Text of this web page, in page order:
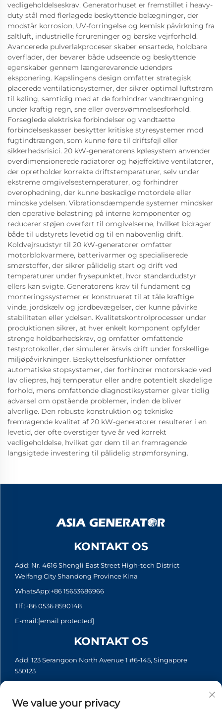
vedligeholdelseskrav. Generatorhuset er fremstillet i heavy-
duty stål med flerlagede beskyttende belægninger, der
modstår korrosion, UV-forringelse og kemisk påvirkning fra
saltluft, industrielle forureninger og barske vejrforhold.
Avancerede pulverlakproceser skaber ensartede, holdbare
overflader, der bevarer både udseende og beskyttende
egenskaber gennem længerevarende udendørs
eksponering. Kapslingens design omfatter strategisk
placerede ventilationsystemer, der sikrer optimal luftstrøm
til køling, samtidig med at de forhindrer vandtrængning
under kraftig regn, sne eller oversvømmelsesforhold.
Forseglede elektriske forbindelser og vandtætte
forbindelseskasser beskytter kritiske styresystemer mod
fugtindtrængen, som kunne føre til driftsfejl eller
sikkerhedsrisici. 20 kW-generatorens kølesystem anvender
overdimensionerede radiatorer og højeffektive ventilatorer,
der opretholder korrekte driftstemperaturer, selv under
ekstreme omgivelsestemperaturer, og forhindrer
overophedning, der kunne beskadige motordele eller
mindske ydelsen. Vibrationsdæmpende systemer mindsker
den operative belastning på interne komponenter og
reducerer støjen overført til omgivelserne, hvilket bidrager
både til udstyrets levetid og til en nabovenlig drift.
Koldvejrsudstyr til 20 kW-generatorer omfatter
motorblokvarmere, batterivarmer og specialiserede
smørstoffer, der sikrer pålidelig start og drift ved
temperaturer under frysepunktet, hvor standardudstyr
ellers kan svigte. Generatorens krav til fundament og
monteringssystemer er konstrueret til at tåle kraftige
vinde, jordskælv og jordbevægelser, der kunne påvirke
stabiliteten eller ydelsen. Kvalitetskontrolprocesser under
produktionen sikrer, at hver enkelt komponent opfylder
strenge holdbarhedskrav, og omfatter omfattende
testprotokoller, der simulerer årsvis drift under forskellige
miljøpåvirkninger. Beskyttelsesfunktioner omfatter
automatiske stopsystemer, der forhindrer motorskade ved
lav oliepres, høj temperatur eller andre potentielt skadelige
forhold, mens omfattende diagnostiksystemer giver tidlig
advarsel om opstående problemer, inden de bliver
alvorlige. Den robuste konstruktion og tekniske
fremragende kvalitet af 20 kW-generatorer resulterer i en
levetid, der ofte overstiger tyve år ved korrekt
vedligeholdelse, hvilket gør dem til en fremragende
langsigtede investering til pålidelig strømforsyning.
KONTAKT OS
Add: Nr. 4616 Shengli East Street High-tech District
Weifang City Shandong Province Kina
WhatsApp:+86 15653686966
Tlf.:+86 0536 8590148
E-mail:[email protected]
KONTAKT OS
Add: 123 Serangoon North Avenue 1 #6-145, Singapore
550123
Tlf.:+65 6935 2033
We value your privacy